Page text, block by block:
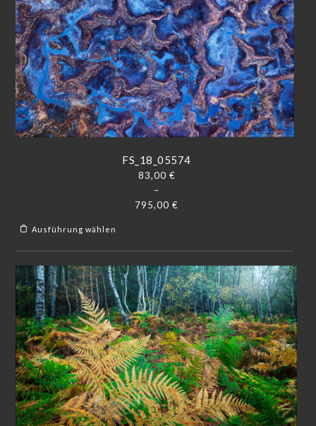
FS_18_05574
83,00 €
–
795,00€
Ausführung wählen